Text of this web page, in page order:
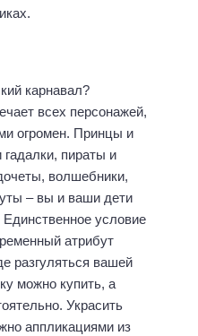
карнавал?
всех персонажей,
огромен. Принцы и
пираты и
волшебники,
– вы и ваши дети
условие
атрибут
разгуляться вашей
можно купить, а
Украсить
аппликациями из